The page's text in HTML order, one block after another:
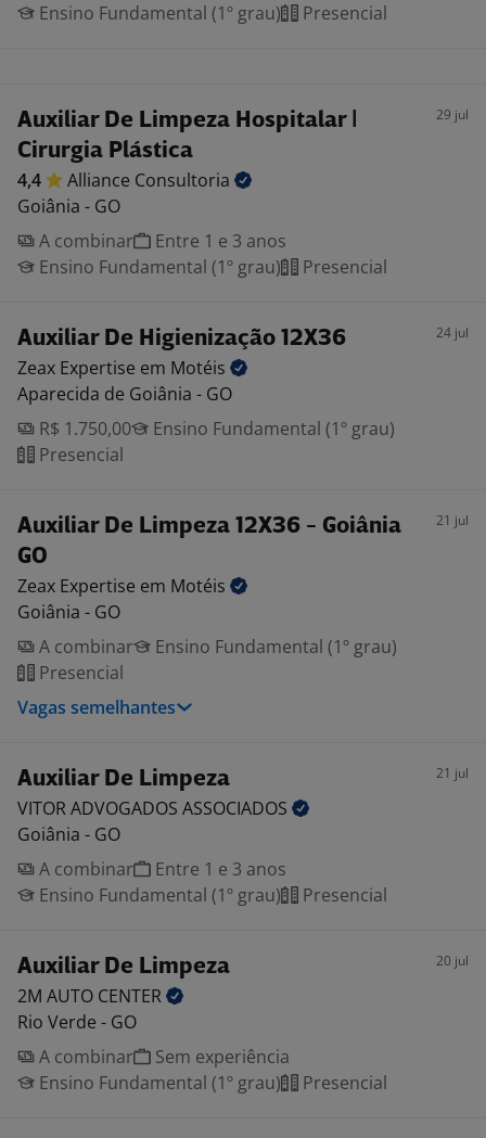
Ensino Fundamental (1º grau)
Presencial
Auxiliar De Limpeza Hospitalar |
Cirurgia Plástica
29 jul
4,4 Alliance Consultoria
Goiânia - GO
A combinar
Entre 1 e 3 anos
Ensino Fundamental (1º grau)
Presencial
Auxiliar De Higienização 12X36 24 jul
Zeax Expertise em Motéis
Aparecida de Goiânia - GO
R$ 1.750,00
Ensino Fundamental (1º grau)
Presencial
Auxiliar De Limpeza 12X36 - Goiânia
GO
21 jul
Zeax Expertise em Motéis
Goiânia - GO
A combinar
Ensino Fundamental (1º grau)
Presencial
Vagas semelhantes
Auxiliar De Limpeza 21 jul
VITOR ADVOGADOS ASSOCIADOS
Goiânia - GO
A combinar
Entre 1 e 3 anos
Ensino Fundamental (1º grau)
Presencial
Auxiliar De Limpeza 20 jul
2M AUTO CENTER
Rio Verde - GO
A combinar
Sem experiência
Ensino Fundamental (1º grau)
Presencial